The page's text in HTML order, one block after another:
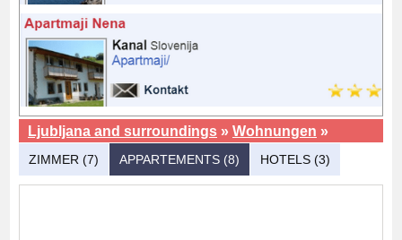
Ljubljana and surroundings » Wohnungen »
ZIMMER (7) APPARTEMENTS (8) HOTELS (3)